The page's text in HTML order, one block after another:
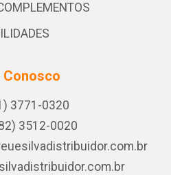
Conosco
3771-0320
3512-0020